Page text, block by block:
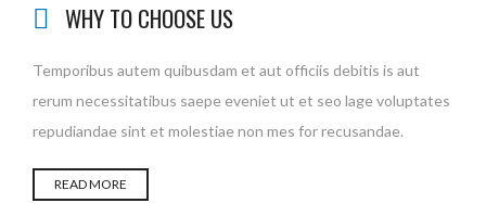
WHY TO CHOOSE US
Temporibus autem quibusdam et aut officiis debitis is aut
rerum necessitatibus saepe eveniet ut et seo lage voluptates
repudiandae sint et molestiae non mes for recusandae.
READ MORE